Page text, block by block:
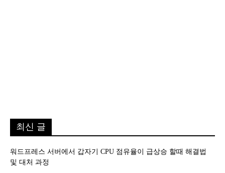
최신 글
워드프레스 서버에서 갑자기 CPU 점유율이 급상승 할때 해결법
및 대처 과정